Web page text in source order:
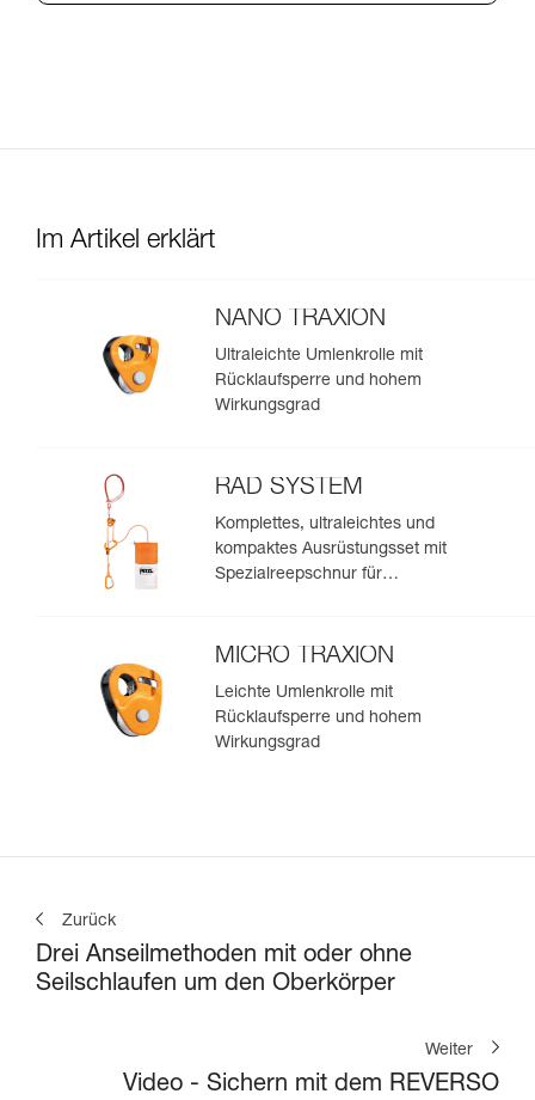
Im Artikel erklärt
NANO TRAXION
Ultraleichte Umlenkrolle mit
Rücklaufsperre und hohem
Wirkungsgrad
RAD SYSTEM
Komplettes, ultraleichtes und
kompaktes Ausrüstungsset mit
Spezialreepschnur für
Abseilen und zum Anseilen am
zu umfahren
MICRO TRAXION
Leichte Umlenkrolle mit
Rücklaufsperre und hohem
Wirkungsgrad
Zurück
Drei Anseilmethoden mit oder ohne
Seilschlaufen um den Oberkörper
Weiter
Video - Sichern mit dem REVERSO